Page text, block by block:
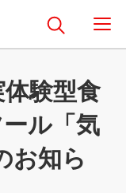
験型食
ル「気
お知ら